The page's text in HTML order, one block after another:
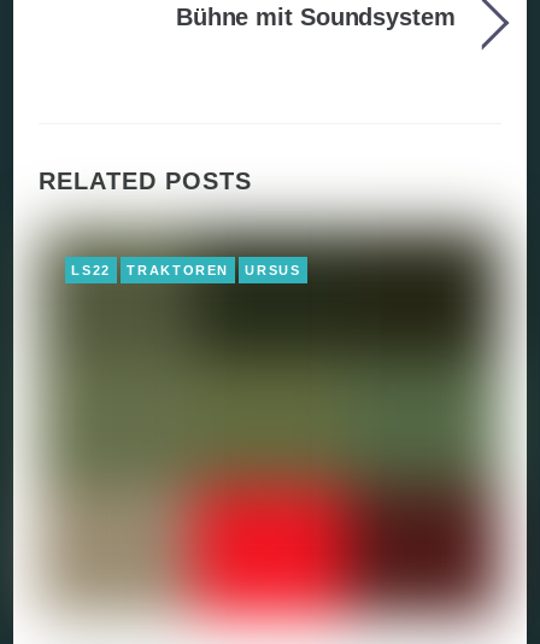
Bühne mit Soundsystem
RELATED POSTS
LS22 TRAKTOREN URSUS